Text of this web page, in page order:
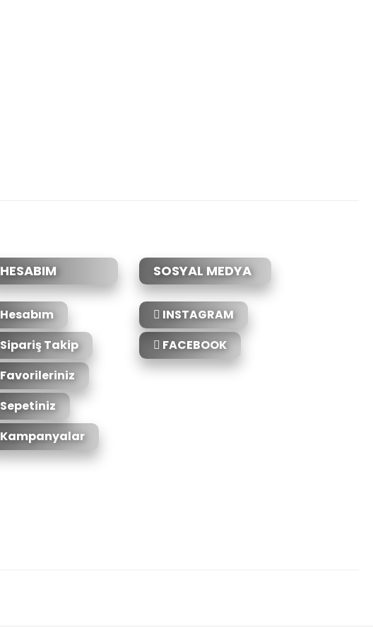
HESABIM
Hesabım
Sipariş Takip
Favorileriniz
Sepetiniz
Kampanyalar
SOSYAL MEDYA
INSTAGRAM
FACEBOOK